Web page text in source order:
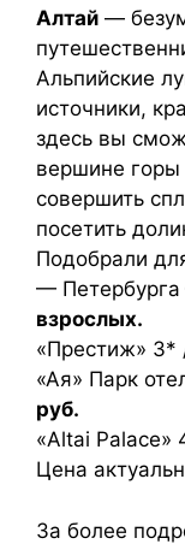
Алтай —
Альпийские
источники,
здесь вы
вершине горы
совершить
посетить
Подобрали
— Петербурга
взрослых.
«Престиж»
«Ая» Парк
руб.
«Altai Palace»
Цена
За более